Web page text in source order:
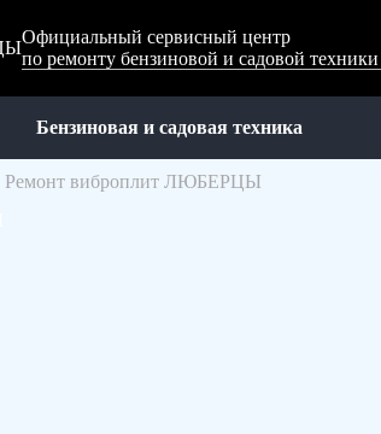
Официальный сервисный центр
по ремонту бензиновой и садовой
Бензиновая и садовая техника
Ремонт виброплит ЛЮБЕРЦЫ